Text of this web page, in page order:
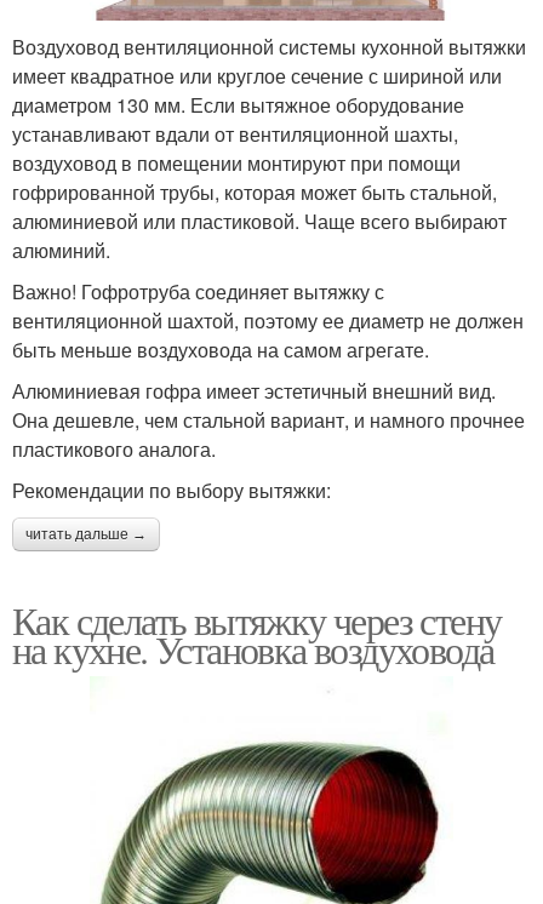
Воздуховод вентиляционной системы кухонной вытяжки
имеет квадратное или круглое сечение с шириной или
диаметром 130 мм. Если вытяжное оборудование
устанавливают вдали от вентиляционной шахты,
воздуховод в помещении монтируют при помощи
гофрированной трубы, которая может быть стальной,
алюминиевой или пластиковой. Чаще всего выбирают
алюминий.
Важно! Гофротруба соединяет вытяжку с
вентиляционной шахтой, поэтому ее диаметр не должен
быть меньше воздуховода на самом агрегате.
Алюминиевая гофра имеет эстетичный внешний вид.
Она дешевле, чем стальной вариант, и намного прочнее
пластикового аналога.
Рекомендации по выбору вытяжки:
читать дальше →
Как сделать вытяжку через стену
на кухне. Установка воздуховода